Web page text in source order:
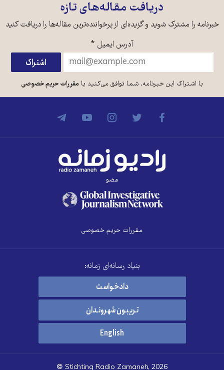
دریافت مقاله‌های تازه
خبرنامه را مشترک شوید و گزیده‌ای از پرخواننده‌ترین مقاله‌ها را دریافت کنید
آدرس ایمیل *
با اشتراک این خبرنامه، شما توافق می‌کنید بامقررات حریم خصوصی
عضو
مقررات حریم خصوصی
بنیاد رسانه‌ای زمانه:
دادخواست
تریبون شهروندان
English
© Stichting Radio Zamaneh, 2026